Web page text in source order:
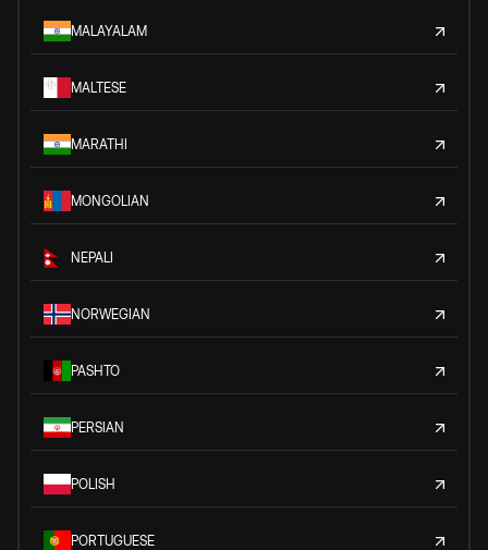
MALAYALAM
MALTESE
MARATHI
MONGOLIAN
NEPALI
NORWEGIAN
PASHTO
PERSIAN
POLISH
PORTUGUESE